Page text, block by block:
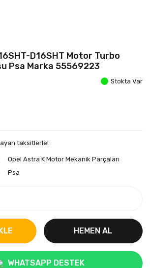
D16SHT Motor Turbo
Psa Marka 55569223
Stokta Var
taksitlerle!
Opel Astra K Motor Mekanik Parçaları
Psa
HEMEN AL
WHATSAPP DESTEK